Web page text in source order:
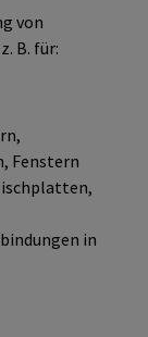
von
B. für:
Fenstern
in